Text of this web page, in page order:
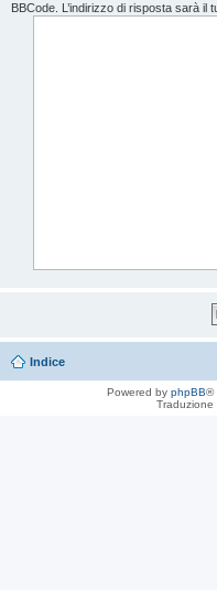
BBCode. L’indirizzo di risposta sarà il
Indice
Powered by phpBB®
Traduzione